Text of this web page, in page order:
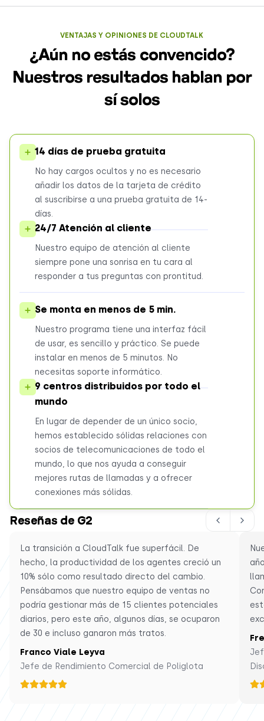
VENTAJAS Y OPINIONES DE CLOUDTALK
¿Aún no estás convencido?
Nuestros resultados hablan por
sí solos
14 días de prueba gratuita
No hay cargos ocultos y no es necesario
añadir los datos de la tarjeta de crédito
al suscribirse a una prueba gratuita de 14-
días.
24/7Atención al cliente
Nuestro equipo de atención al cliente
siempre pone una sonrisa en tu cara al
responder a tus preguntas con prontitud.
Se monta en menos de 5 min.
Nuestro programa tiene una interfaz fácil
de usar, es sencillo y práctico. Se puede
instalar en menos de 5 minutos. No
necesitas soporte informático.
9 centros distribuidos por todo el
mundo
En lugar de depender de un único socio,
hemos establecido sólidas relaciones con
socios de telecomunicaciones de todo el
mundo, lo que nos ayuda a conseguir
mejores rutas de llamadas y a ofrecer
conexiones más sólidas.
Reseñas de G2
La transición a CloudTalk fue superfácil. De
hecho, la productividad de los agentes creció un
10% sólo como resultado directo del cambio.
Pensábamos que nuestro equipo de ventas no
podría gestionar más de 15 clientes potenciales
diarios, pero este año, algunos días, se ocuparon
de 30 e incluso ganaron más tratos.
Franco Viale Leyva
Jefe de Rendimiento Comercial de Poliglota